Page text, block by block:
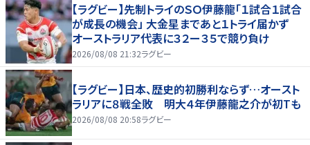
【ラグビー】先制トライのＳＯ伊藤龍「１試合１試合
が成長の機会」 大金星まであと１トライ届かず
オーストラリア代表に３２ー３５で競り負け
2026/08/08 21:32ラグビー
【ラグビー】日本、歴史的初勝利ならず…オースト
ラリアに８戦全敗 明大４年伊藤龍之介が初Tも
2026/08/08 20:58ラグビー